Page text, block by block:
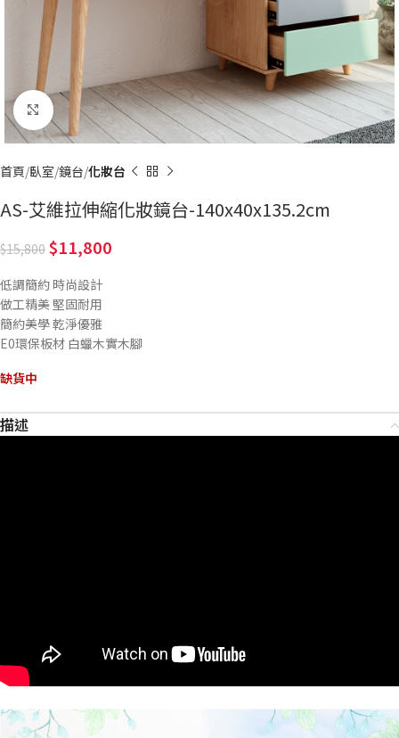
Click to enlarge
首頁 臥室 鏡台 化妝台
AS-艾維拉伸縮化妝鏡台-140x40x135.2cm
15,800 11,800
低調簡約 時尚設計
做工精美 堅固耐用
簡約美學 乾淨優雅
E0環保板材 白蠟木實木腳
缺貨中
描述